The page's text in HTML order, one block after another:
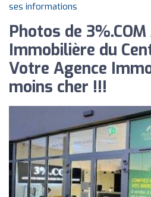
ses informations
Photos de
Immobilière du
Votre Agence
moins cher !!!